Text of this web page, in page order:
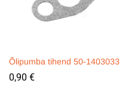
Õlipumba tihend 50-1403033
0,90 €